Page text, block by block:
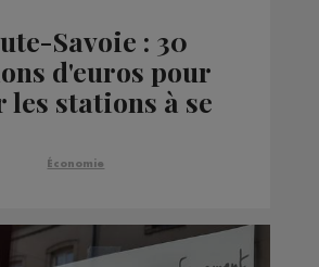
Savoie : 30
d'euros pour
les stations à se
Économie